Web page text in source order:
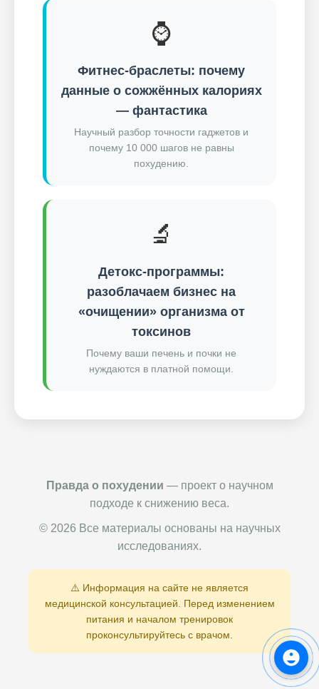
⌚
Фитнес-браслеты: почему
данные о сожжённых калориях
— фантастика
Научный разбор точности гаджетов и
почему 10 000 шагов не равны
похудению.
🔬
Детокс-программы:
разоблачаем бизнес на
«очищении» организма от
токсинов
Почему ваши печень и почки не
нуждаются в платной помощи.
Правда о похудении — проект о научном
подходе к снижению веса.
© 2026 Все материалы основаны на научных
исследованиях.
⚠️ Информация на сайте не является
медицинской консультацией. Перед изменением
питания и началом тренировок
проконсультируйтесь с врачом.